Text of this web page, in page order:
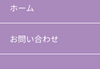
ホーム
お問い合わせ